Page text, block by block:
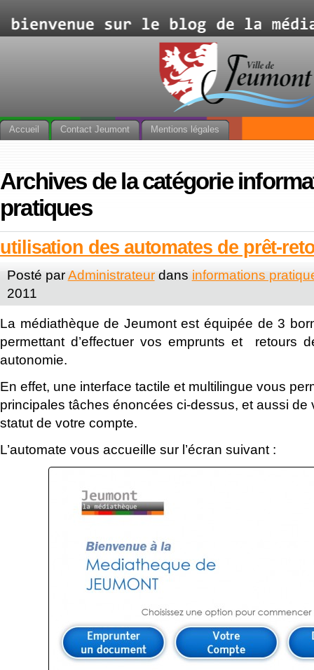
Accueil Contact Jeumont Mentions légales
Archives de la catégorie
pratiques
utilisation des automates de prêt-
Posté parAdministrateurdans informations
2011
La médiathèque de Jeumont est équipée de 3
permettant d’effectuer vos emprunts et retours
autonomie.
En effet, une interface tactile et multilingue vous
principales tâches énoncées ci-dessus, et aussi de
statut de votre compte.
L’automate vous accueille sur l’écran suivant :